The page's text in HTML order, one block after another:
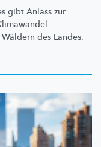
gibt Anlass zur
des Landes.